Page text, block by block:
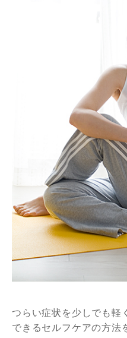
つらい症状を少しでも軽
できるセルフケアの方法